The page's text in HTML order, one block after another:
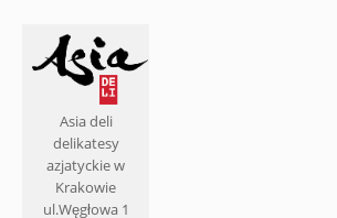
Asia deli
delikatesy
azjatyckie w
Krakowie
ul.Węgłowa 1